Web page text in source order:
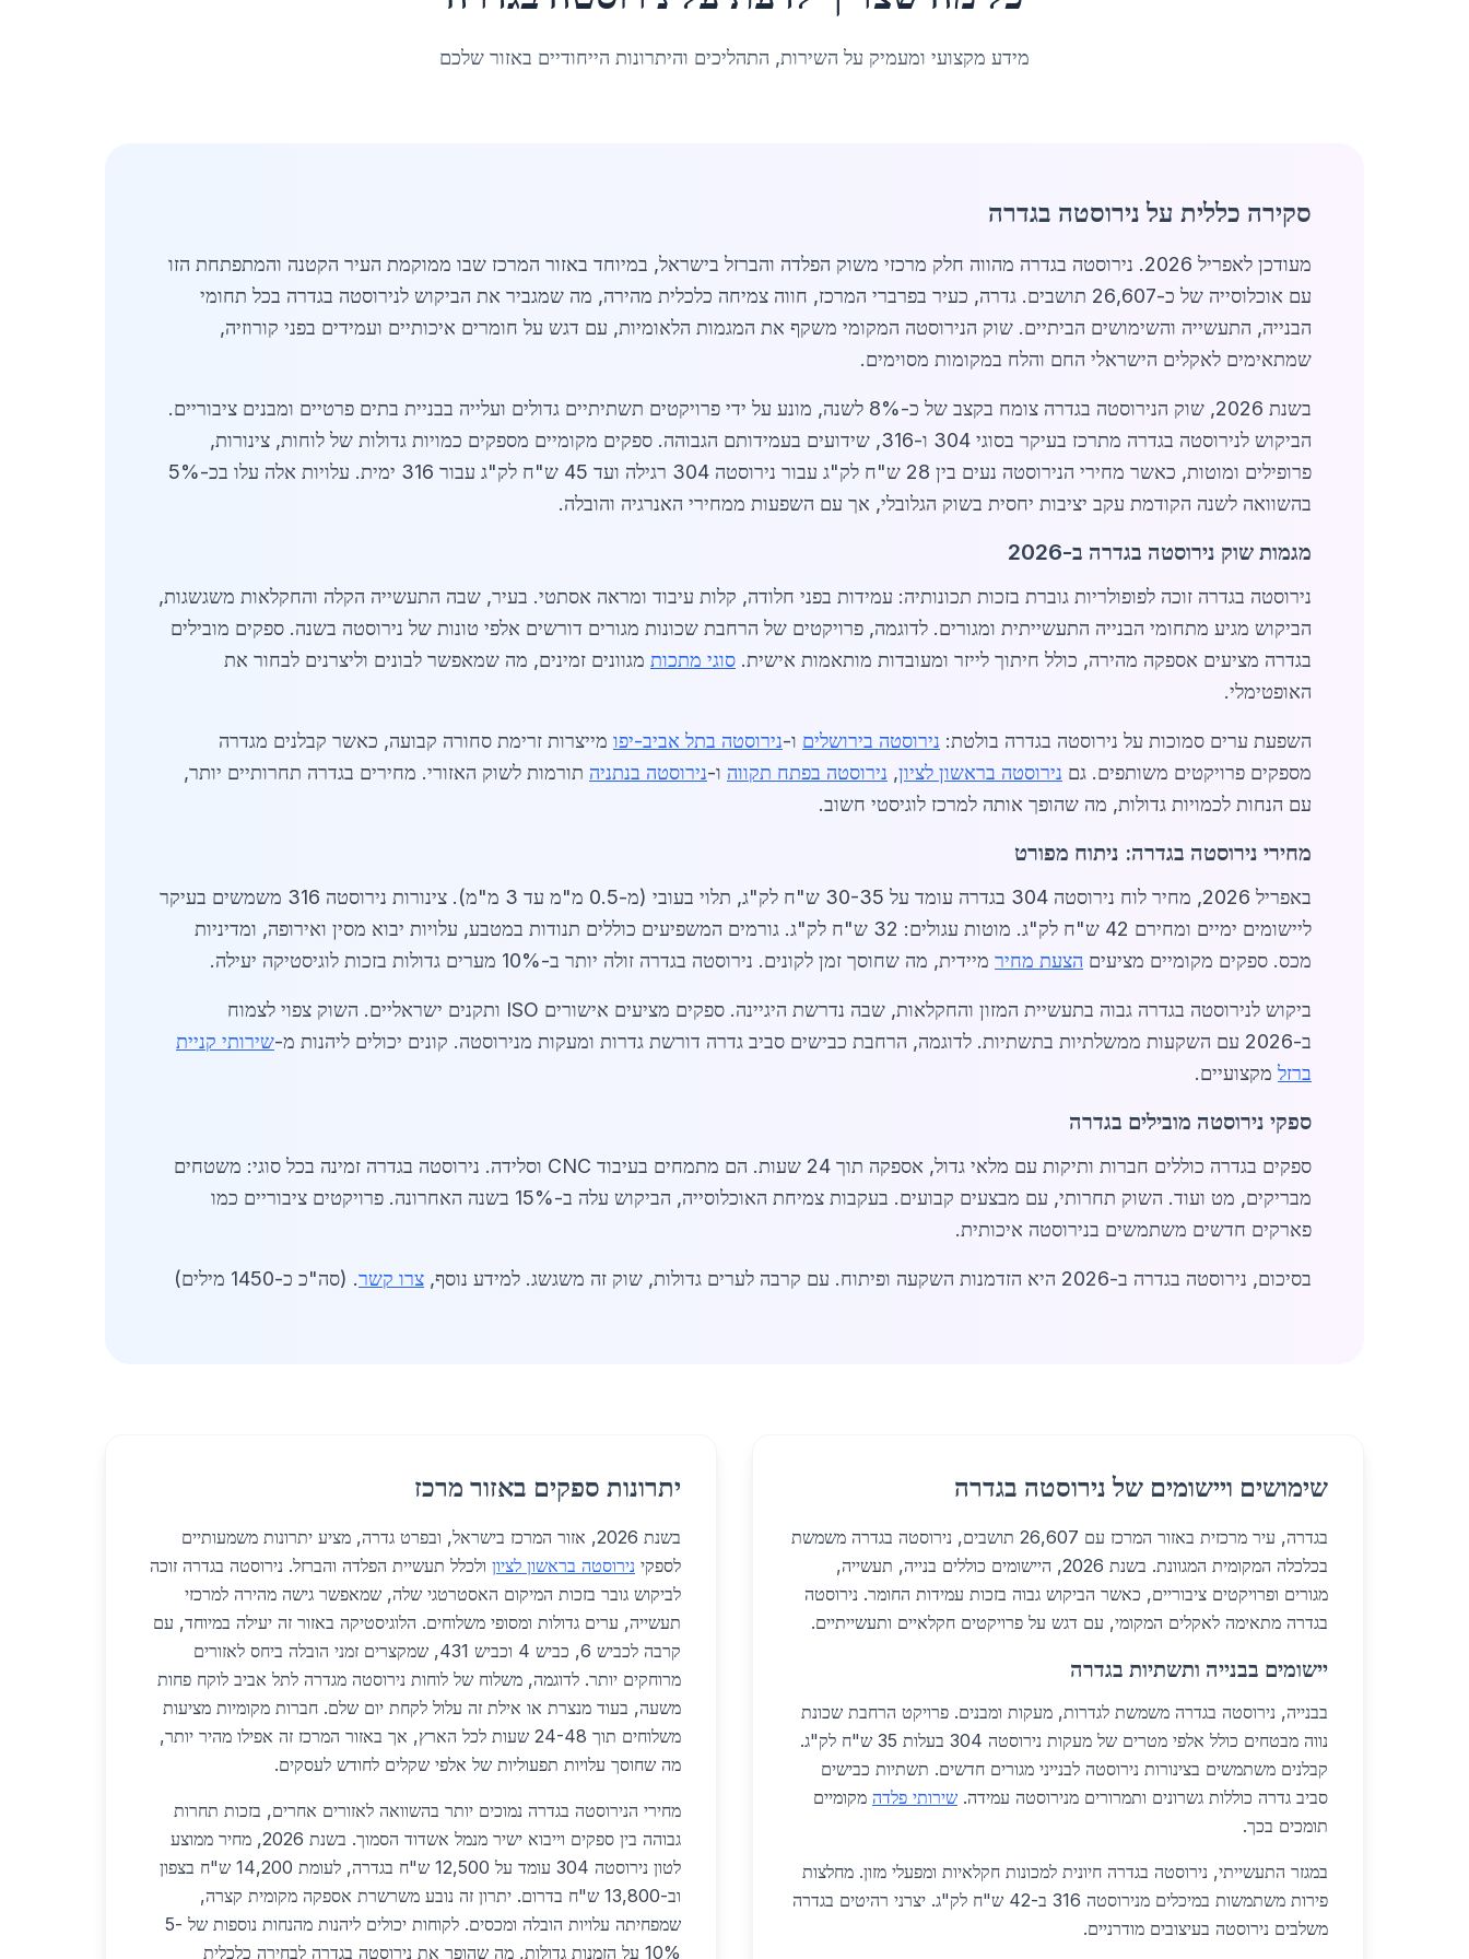
מידע מקצועי ומעמיק על השירות, התהליכים והיתרונות הייחודיים באזור שלכם
סקירה כללית על נירוסטה בגדרה
מעודכן לאפריל 2026. נירוסטה בגדרה מהווה חלק מרכזי משוק הפלדה והברזל בישראל, במיוחד באזור המרכז שבו ממוקמת העיר הקטנה והמתפתחת הזו
עם אוכלוסייה של כ-26,607 תושבים. גדרה, כעיר בפרברי המרכז, חווה צמיחה כלכלית מהירה, מה שמגביר את הביקוש לנירוסטה בגדרה בכל תחומי
הבנייה, התעשייה והשימושים הביתיים. שוק הנירוסטה המקומי משקף את המגמות הלאומיות, עם דגש על חומרים איכותיים ועמידים בפני קורוזיה,
שמתאימים לאקלים הישראלי החם והלח במקומות מסוימים.
בשנת 2026, שוק הנירוסטה בגדרה צומח בקצב של כ-8% לשנה, מונע על ידי פרויקטים תשתיתיים גדולים ועלייה בבניית בתים פרטיים ומבנים ציבוריים.
הביקוש לנירוסטה בגדרה מתרכז בעיקר בסוגי 304 ו-316, שידועים בעמידותם הגבוהה. ספקים מקומיים מספקים כמויות גדולות של לוחות, צינורות,
פרופילים ומוטות, כאשר מחירי הנירוסטה נעים בין 28 ש"ח לק"ג עבור נירוסטה 304 רגילה ועד 45 ש"ח לק"ג עבור 316 ימית. עלויות אלה עלו בכ-5%
בהשוואה לשנה הקודמת עקב יציבות יחסית בשוק הגלובלי, אך עם השפעות ממחירי האנרגיה והובלה.
מגמות שוק נירוסטה בגדרה ב-2026
נירוסטה בגדרה זוכה לפופולריות גוברת בזכות תכונותיה: עמידות בפני חלודה, קלות עיבוד ומראה אסתטי. בעיר, שבה התעשייה הקלה והחקלאות משגשגות,
הביקוש מגיע מתחומי הבנייה התעשייתית ומגורים. לדוגמה, פרויקטים של הרחבת שכונות מגורים דורשים אלפי טונות של נירוסטה בשנה. ספקים מובילים
בגדרה מציעים אספקה מהירה, כולל חיתוך לייזר ומעובדות מותאמות אישית. סוגי מתכות מגוונים זמינים, מה שמאפשר לבונים וליצרנים לבחור את
האופטימלי.
השפעת ערים סמוכות על נירוסטה בגדרה בולטת: נירוסטה בירושלים ו-נירוסטה בתל אביב-יפו מייצרות זרימת סחורה קבועה, כאשר קבלנים מגדרה
מספקים פרויקטים משותפים. גם נירוסטה בראשון לציון, נירוסטה בפתח תקווה ו-נירוסטה בנתניה תורמות לשוק האזורי. מחירים בגדרה תחרותיים יותר,
עם הנחות לכמויות גדולות, מה שהופך אותה למרכז לוגיסטי חשוב.
מחירי נירוסטה בגדרה: ניתוח מפורט
באפריל 2026, מחיר לוח נירוסטה 304 בגדרה עומד על 30-35 ש"ח לק"ג, תלוי בעובי (מ-0.5 מ"מ עד 3 מ"מ). צינורות נירוסטה 316 משמשים בעיקר
ליישומים ימיים ומחירם 42 ש"ח לק"ג. מוטות עגולים: 32 ש"ח לק"ג. גורמים המשפיעים כוללים תנודות במטבע, עלויות יבוא מסין ואירופה, ומדיניות
מכס. ספקים מקומיים מציעים הצעת מחיר מיידית, מה שחוסך זמן לקונים. נירוסטה בגדרה זולה יותר ב-10% מערים גדולות בזכות לוגיסטיקה יעילה.
ביקוש לנירוסטה בגדרה גבוה בתעשיית המזון והחקלאות, שבה נדרשת היגיינה. ספקים מציעים אישורים ISO ותקנים ישראליים. השוק צפוי לצמוח
ב-2026 עם השקעות ממשלתיות בתשתיות. לדוגמה, הרחבת כבישים סביב גדרה דורשת גדרות ומעקות מנירוסטה. קונים יכולים ליהנות מ-
שירותי קניית
ברזל מקצועיים.
ספקי נירוסטה מובילים בגדרה
ספקים בגדרה כוללים חברות ותיקות עם מלאי גדול, אספקה תוך 24 שעות. הם מתמחים בעיבוד CNC וסלידה. נירוסטה בגדרה זמינה בכל סוגי: משטחים
מבריקים, מט ועוד. השוק תחרותי, עם מבצעים קבועים. בעקבות צמיחת האוכלוסייה, הביקוש עלה ב-15% בשנה האחרונה. פרויקטים ציבוריים כמו
פארקים חדשים משתמשים בנירוסטה איכותית.
בסיכום, נירוסטה בגדרה ב-2026 היא הזדמנות השקעה ופיתוח. עם קרבה לערים גדולות, שוק זה משגשג. למידע נוסף, צרו קשר. (סה"כ כ-1450 מילים)
שימושים ויישומים של נירוסטה בגדרה
בגדרה, עיר מרכזית באזור המרכז עם 26,607 תושבים, נירוסטה בגדרה משמשת
בכלכלה המקומית המגוונת. בשנת 2026, היישומים כוללים בנייה, תעשייה,
מגורים ופרויקטים ציבוריים, כאשר הביקוש גבוה בזכות עמידות החומר. נירוסטה
בגדרה מתאימה לאקלים המקומי, עם דגש על פרויקטים חקלאיים ותעשייתיים.
יישומים בבנייה ותשתיות בגדרה
בבנייה, נירוסטה בגדרה משמשת לגדרות, מעקות ומבנים. פרויקט הרחבת שכונת
נווה מבטחים כולל אלפי מטרים של מעקות נירוסטה 304 בעלות 35 ש"ח לק"ג.
קבלנים משתמשים בצינורות נירוסטה לבנייני מגורים חדשים. תשתיות כבישים
סביב גדרה כוללות גשרונים ותמרורים מנירוסטה עמידה. שירותי פלדה מקומיים
תומכים בכך.
במגזר התעשייתי, נירוסטה בגדרה חיונית למכונות חקלאיות ומפעלי מזון. מחלצות
פירות משתמשות במיכלים מנירוסטה 316 ב-42 ש"ח לק"ג. יצרני רהיטים בגדרה
משלבים נירוסטה בעיצובים מודרניים.
יתרונות ספקים באזור מרכז
בשנת 2026, אזור המרכז בישראל, ובפרט גדרה, מציע יתרונות משמעותיים
לספקי נירוסטה בראשון לציון ולכלל תעשיית הפלדה והברזל. נירוסטה בגדרה זוכה
לביקוש גובר בזכות המיקום האסטרטגי שלה, שמאפשר גישה מהירה למרכזי
תעשייה, ערים גדולות ומסופי משלוחים. הלוגיסטיקה באזור זה יעילה במיוחד, עם
קרבה לכביש 6, כביש 4 וכביש 431, שמקצרים זמני הובלה ביחס לאזורים
מרוחקים יותר. לדוגמה, משלוח של לוחות נירוסטה מגדרה לתל אביב לוקח פחות
משעה, בעוד מנצרת או אילת זה עלול לקחת יום שלם. חברות מקומיות מציעות
משלוחים תוך 24-48 שעות לכל הארץ, אך באזור המרכז זה אפילו מהיר יותר,
מה שחוסך עלויות תפעוליות של אלפי שקלים לחודש לעסקים.
מחירי הנירוסטה בגדרה נמוכים יותר בהשוואה לאזורים אחרים, בזכות תחרות
גבוהה בין ספקים וייבוא ישיר מנמל אשדוד הסמוך. בשנת 2026, מחיר ממוצע
לטון נירוסטה 304 עומד על 12,500 ש"ח בגדרה, לעומת 14,200 ש"ח בצפון
וב-13,800 ש"ח בדרום. יתרון זה נובע משרשרת אספקה מקומית קצרה,
שמפחיתה עלויות הובלה ומכסים. לקוחות יכולים ליהנות מהנחות נוספות של 5-
10% על הזמנות גדולות, מה שהופך את נירוסטה בגדרה לבחירה כלכלית